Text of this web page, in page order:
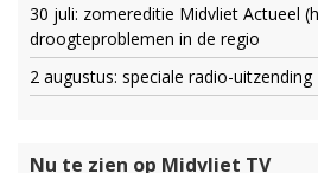
30 juli: zomereditie Midvliet Actueel
droogteproblemen in de regio
2 augustus: speciale radio-uitzending
Nu te zien op Midvliet TV